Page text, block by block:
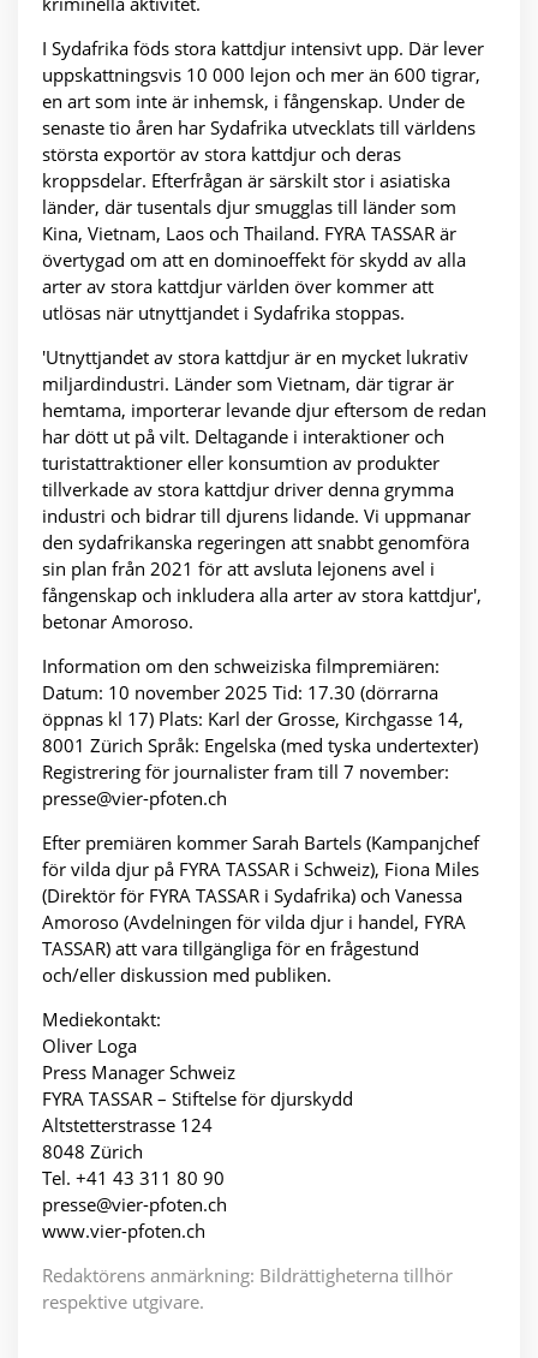
I Sydafrika föds stora kattdjur intensivt upp. Där lever
uppskattningsvis 10 000 lejon och mer än 600 tigrar,
en art som inte är inhemsk, i fångenskap. Under de
senaste tio åren har Sydafrika utvecklats till världens
största exportör av stora kattdjur och deras
kroppsdelar. Efterfrågan är särskilt stor i asiatiska
länder, där tusentals djur smugglas till länder som
Kina, Vietnam, Laos och Thailand. FYRA TASSAR är
övertygad om att en dominoeffekt för skydd av alla
arter av stora kattdjur världen över kommer att
utlösas när utnyttjandet i Sydafrika stoppas.
'Utnyttjandet av stora kattdjur är en mycket lukrativ
miljardindustri. Länder som Vietnam, där tigrar är
hemtama, importerar levande djur eftersom de redan
har dött ut på vilt. Deltagande i interaktioner och
turistattraktioner eller konsumtion av produkter
tillverkade av stora kattdjur driver denna grymma
industri och bidrar till djurens lidande. Vi uppmanar
den sydafrikanska regeringen att snabbt genomföra
sin plan från 2021 för att avsluta lejonens avel i
fångenskap och inkludera alla arter av stora kattdjur',
betonar Amoroso.
Information om den schweiziska filmpremiären:
Datum: 10 november 2025 Tid: 17.30 (dörrarna
öppnas kl 17) Plats: Karl der Grosse, Kirchgasse 14,
8001 Zürich Språk: Engelska (med tyska undertexter)
Registrering för journalister fram till 7 november:
presse@vier-pfoten.ch
Efter premiären kommer Sarah Bartels (Kampanjchef
för vilda djur på FYRA TASSAR i Schweiz), Fiona Miles
(Direktör för FYRA TASSAR i Sydafrika) och Vanessa
Amoroso (Avdelningen för vilda djur i handel, FYRA
TASSAR) att vara tillgängliga för en frågestund
och/eller diskussion med publiken.
Mediekontakt:
Oliver Loga
Press Manager Schweiz
FYRA TASSAR – Stiftelse för djurskydd
Altstetterstrasse 124
8048 Zürich
Tel. +41 43 311 80 90
presse@vier-pfoten.ch
www.vier-pfoten.ch
Redaktörens anmärkning: Bildrättigheterna tillhör
respektive utgivare.